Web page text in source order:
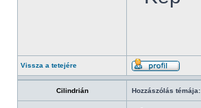
Vissza a tetejére
Cilindrián Hozzászólás témája: